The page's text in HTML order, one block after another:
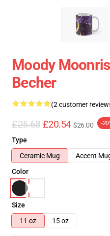
Moody
Becher
(2 customer
£25.68 £20.54 $26.00 -
Type
Ceramic Mug
Accent
Color
Size
11 oz
15 oz